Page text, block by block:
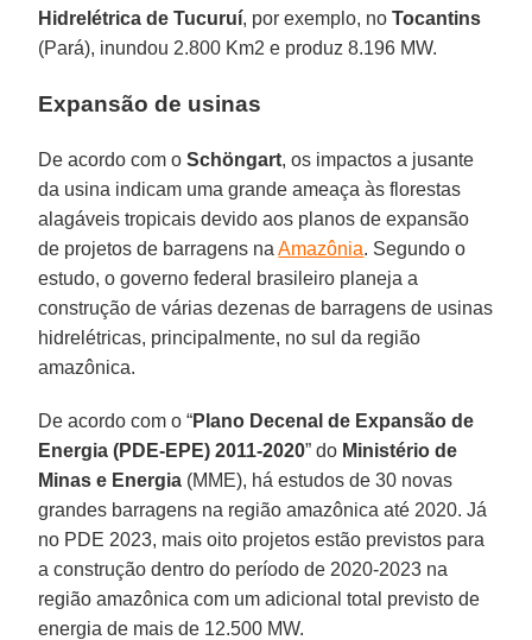
Hidrelétrica de Tucuruí, por exemplo, noTocantins
(Pará), inundou 2.800 Km2 e produz 8.196 MW.
Expansão de usinas
De acordo com oSchöngart, os impactos a jusante
da usina indicam uma grande ameaça às florestas
alagáveis tropicais devido aos planos de expansão
de projetos de barragens naAmazônia. Segundo o
estudo, o governo federal brasileiro planeja a
construção de várias dezenas de barragens de usinas
hidrelétricas, principalmente, no sul da região
amazônica.
De acordo com o “Plano Decenal de Expansão de
Energia (PDE-EPE) 2011-2020” do Ministério de
Minas e Energia (MME), há estudos de 30 novas
grandes barragens na região amazônica até 2020. Já
no PDE 2023, mais oito projetos estão previstos para
a construção dentro do período de 2020-2023 na
região amazônica com um adicional total previsto de
energia de mais de 12.500 MW.